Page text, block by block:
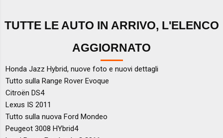
TUTTE LE AUTO IN ARRIVO, L'ELENCO
AGGIORNATO
Honda Jazz Hybrid, nuove foto e nuovi dettagli
Tutto sulla Range Rover Evoque
Citroën DS4
Lexus IS 2011
Tutto sulla nuova Ford Mondeo
Peugeot 3008 HYbrid4